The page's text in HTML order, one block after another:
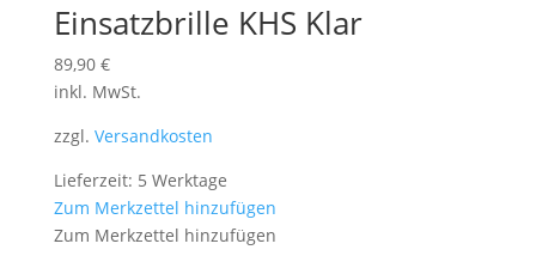
Einsatzbrille KHS Klar
89,90 €
inkl. MwSt.
zzgl. Versandkosten
Lieferzeit: 5 Werktage
Zum Merkzettel hinzufügen
Zum Merkzettel hinzufügen